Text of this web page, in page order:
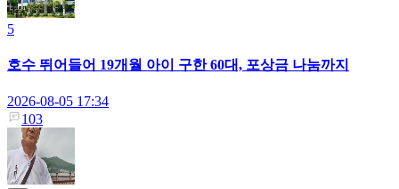
5
호수 뛰어들어 19개월 아이 구한 60대, 포상금 나눔까지
2026-08-05 17:34
103